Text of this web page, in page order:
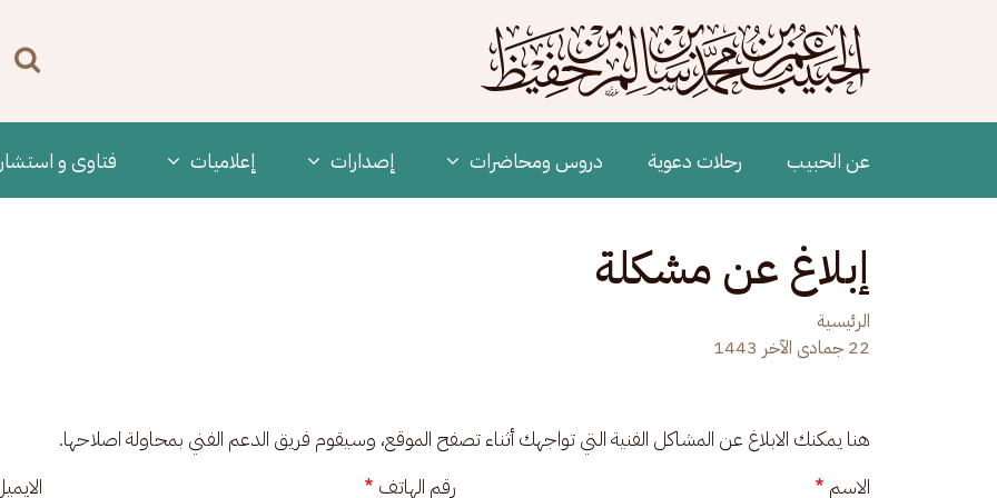
Main navigation
عن الحبيب رحلات دعوية دروس ومحاضرات ‫إصدارات إعلاميات فتاوى و
إبلاغ عن مشكلة
الرئيسية
22 جمادى الآخر 1443
هنا يمكنك الابلاغ عن المشاكل الفنية التي تواجهك أثناء تصفح الموقع، وسيقوم فريق الدعم الفني بمحاولة اصلاحها.
الاسم
رقم الهاتف